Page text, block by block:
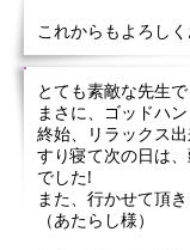
これからもよろし
とても素敵な先生
まさに、ゴッドハ
終始、リラックス
すり寝て次の日は
でした!
また、行かせて頂
（あたらし様）